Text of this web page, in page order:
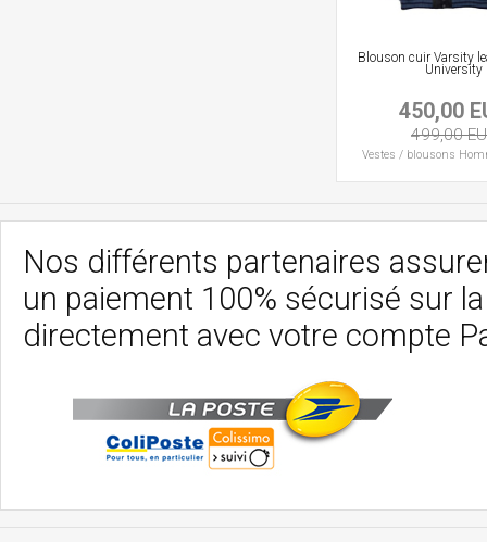
Blouson cuir Varsity
University
450,00
499,00
Vestes / blousons
Nos différents partenaires
un paiement 100% sécurisé sur
directement avec votre compte